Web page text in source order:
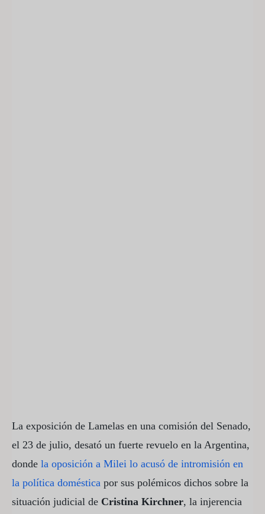
La exposición de Lamelas en una comisión del Senado,
el 23 de julio, desató un fuerte revuelo en la Argentina,
donde la oposición a Milei lo acusó de intromisión en
la política doméstica por sus polémicos dichos sobre la
situación judicial de Cristina Kirchner, la injerencia